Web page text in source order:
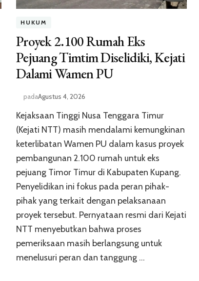
HUKUM
Proyek 2.100 Rumah Eks
Pejuang Timtim Diselidiki, Kejati
Dalami Wamen PU
padaAgustus 4, 2026
Kejaksaan Tinggi Nusa Tenggara Timur
(Kejati NTT) masih mendalami kemungkinan
keterlibatan Wamen PU dalam kasus proyek
pembangunan 2.100 rumah untuk eks
pejuang Timor Timur di Kabupaten Kupang.
Penyelidikan ini fokus pada peran pihak-
pihak yang terkait dengan pelaksanaan
proyek tersebut. Pernyataan resmi dari Kejati
NTT menyebutkan bahwa proses
pemeriksaan masih berlangsung untuk
menelusuri peran dan tanggung …